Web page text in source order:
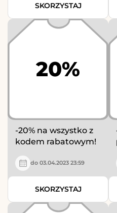
SKORZYSTAJ
20%
-20% na wszystko z
kodem rabatowym!
do 03.04.2023 23:59
SKORZYSTAJ